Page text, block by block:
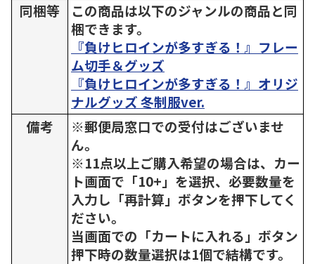
同梱等
この商品は以下のジャンルの商品と同
梱できます。
『負けヒロインが多すぎる！』フレー
ム切手＆グッズ
『負けヒロインが多すぎる！』オリジ
ナルグッズ 冬制服ver.
備考
※郵便局窓口での受付はございませ
ん。
※11点以上ご購入希望の場合は、カー
ト画面で「10+」を選択、必要数量を
入力し「再計算」ボタンを押下してく
ださい。
当画面での「カートに入れる」ボタン
押下時の数量選択は1個で結構です。